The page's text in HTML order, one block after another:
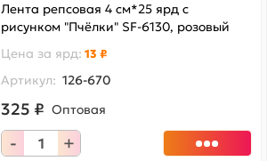
Лента репсовая 4 см*25 ярд с
рисунком "Пчёлки" SF-6130, розовый
Цена за ярд: 13 ₽
Артикул: 126-670
325 ₽ Оптовая
- +